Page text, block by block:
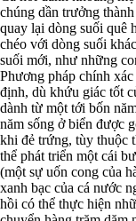
chúng dần trưởng
quay lại dòng suối quê
chéo với dòng suối
suối mới, như những
Phương pháp chính
định, dù khứu giác tốt
dành từ một tới bốn
năm sống ở biển được
khi đẻ trứng, tùy thuộc
thể phát triển một cái
(một sự uốn cong của
xanh bạc của cá nước
hồi có thể thực hiện